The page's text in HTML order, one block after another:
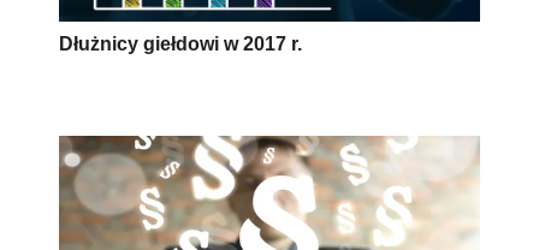
Dłużnicy giełdowi w 2017 r.